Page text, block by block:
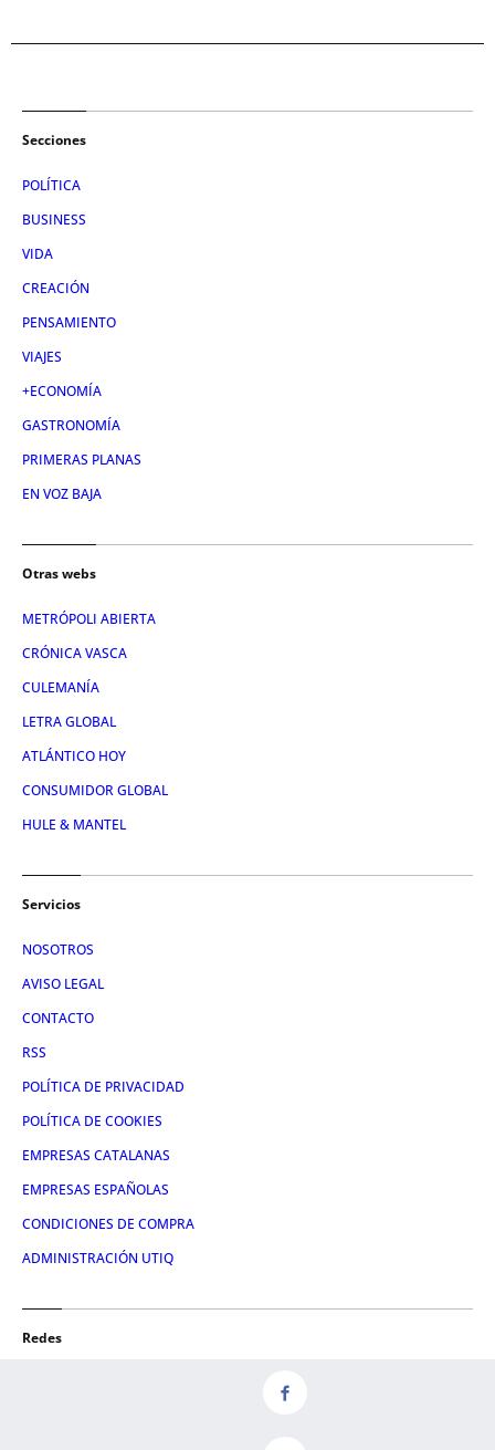
Secciones
POLÍTICA
BUSINESS
VIDA
CREACIÓN
PENSAMIENTO
VIAJES
+ECONOMÍA
GASTRONOMÍA
PRIMERAS PLANAS
EN VOZ BAJA
Otras webs
METRÓPOLI ABIERTA
CRÓNICA VASCA
CULEMANÍA
LETRA GLOBAL
ATLÁNTICO HOY
CONSUMIDOR GLOBAL
HULE & MANTEL
Servicios
NOSOTROS
AVISO LEGAL
CONTACTO
RSS
POLÍTICA DE PRIVACIDAD
POLÍTICA DE COOKIES
EMPRESAS CATALANAS
EMPRESAS ESPAÑOLAS
CONDICIONES DE COMPRA
ADMINISTRACIÓN UTIQ
Redes